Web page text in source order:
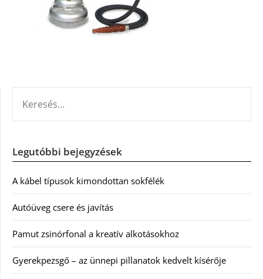
Legutóbbi bejegyzések
A kábel típusok kimondottan sokfélék
Autóüveg csere és javítás
Pamut zsinórfonal a kreatív alkotásokhoz
Gyerekpezsgő – az ünnepi pillanatok kedvelt kísérője